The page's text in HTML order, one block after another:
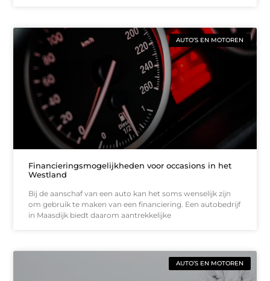
AUTO’S EN MOTOREN
Financieringsmogelijkheden voor occasions in het
Westland
Bij de aanschaf van een auto kan het soms wenselijk zijn
om gebruik te maken van een financiering. Een autobedrijf
in Maasdijk biedt daarom aantrekkelijke
AUTO’S EN MOTOREN